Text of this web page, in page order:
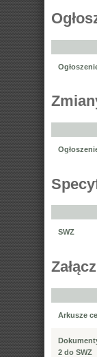
SWZ
Arkusze
2 do SWZ